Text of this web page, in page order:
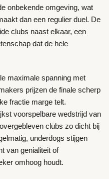
onbekende omgeving, wat
dan een regulier duel. De
clubs naast elkaar, een
dat de hele
maximale spanning met
prijzen de finale scherp
fractie marge telt.
voorspelbare wedstrijd van
clubs zo dicht bij
underdogs stijgen
van genialiteit of
omhoog houdt.